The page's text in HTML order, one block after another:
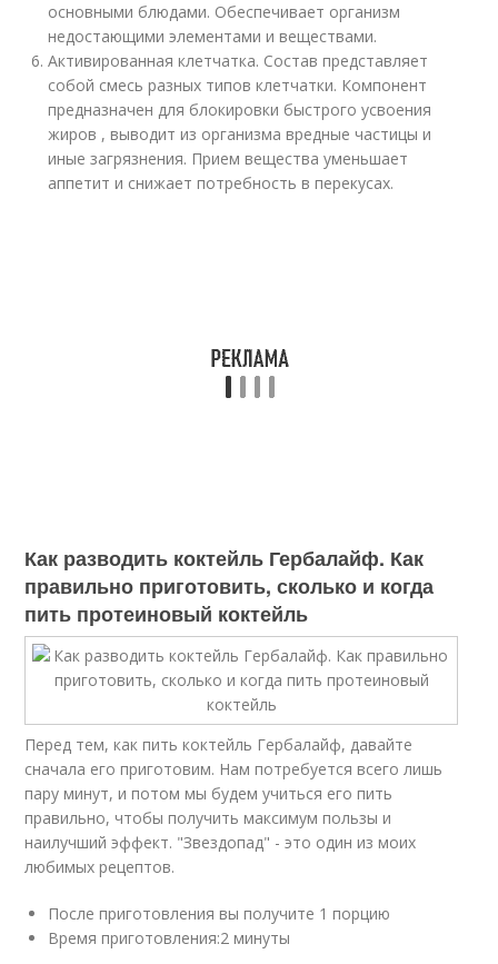
основными блюдами. Обеспечивает организм
недостающими элементами и веществами.
Активированная клетчатка. Состав представляет
собой смесь разных типов клетчатки. Компонент
предназначен для блокировки быстрого усвоения
жиров , выводит из организма вредные частицы и
иные загрязнения. Прием вещества уменьшает
аппетит и снижает потребность в перекусах.
Как разводить коктейль Гербалайф. Как
правильно приготовить, сколько и когда
пить протеиновый коктейль
Перед тем, как пить коктейль Гербалайф, давайте
сначала его приготовим. Нам потребуется всего лишь
пару минут, и потом мы будем учиться его пить
правильно, чтобы получить максимум пользы и
наилучший эффект. "Звездопад" - это один из моих
любимых рецептов.
После приготовления вы получите 1 порцию
Время приготовления:2 минуты